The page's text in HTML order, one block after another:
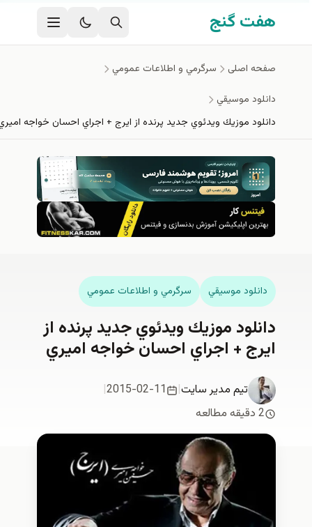
به محتوای اصلی
هفت گنج
صفحه اصلی
سرگرمي و اطلاعات عمومي
دانلود موسيقي
دانلود موزيك ويدئوي جديد پرنده از ايرج + اجراي احسان خواجه اميري
دانلود موسيقي سرگرمي و اطلاعات عمومي
دانلود موزيك ويدئوي جديد پرنده از
ايرج + اجراي احسان خواجه اميري
تیم مدیر سایت|
2015-02-11
|
2 دقیقه مطالعه